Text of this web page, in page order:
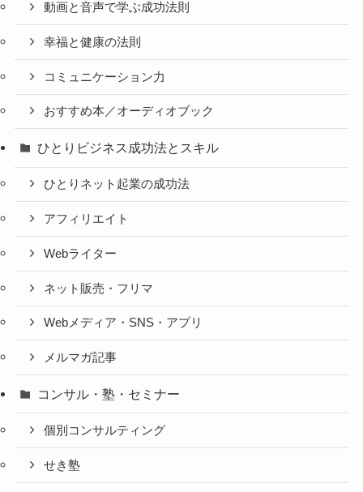
動画と音声で学ぶ成功法則
幸福と健康の法則
コミュニケーション力
おすすめ本／オーディオブック
ひとりビジネス成功法とスキル
ひとりネット起業の成功法
アフィリエイト
Webライター
ネット販売・フリマ
Webメディア・SNS・アプリ
メルマガ記事
コンサル・塾・セミナー
個別コンサルティング
せき塾